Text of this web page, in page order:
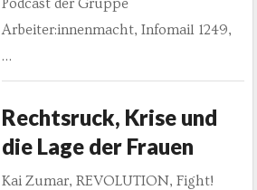
Podcast der Gruppe
Arbeiter:innenmacht, Infomail 1249,
…
Rechtsruck, Krise und
die Lage der Frauen
Kai Zumar, REVOLUTION, Fight!